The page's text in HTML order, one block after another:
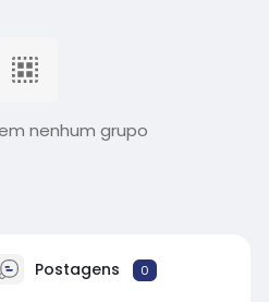
nenhum grupo
Postagens 0